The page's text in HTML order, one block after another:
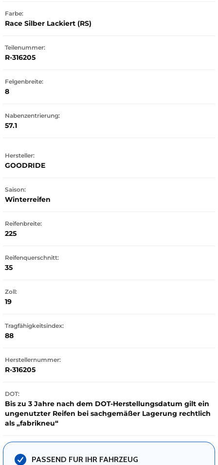
Farbe:
Race Silber Lackiert (RS)
Teilenummer:
R-316205
Felgenbreite:
8
Nabenzentrierung:
57.1
Hersteller:
GOODRIDE
Saison:
Winterreifen
Reifenbreite:
225
Reifenquerschnitt:
35
Zoll:
19
Tragfähigkeitsindex:
88
Herstellernummer:
R-316205
DOT:
Bis zu 3 Jahre nach dem DOT-Herstellungsdatum gilt ein
ungenutzter Reifen bei sachgemäßer Lagerung rechtlich
als „fabrikneu“
PASSEND FUR IHR FAHRZEUG